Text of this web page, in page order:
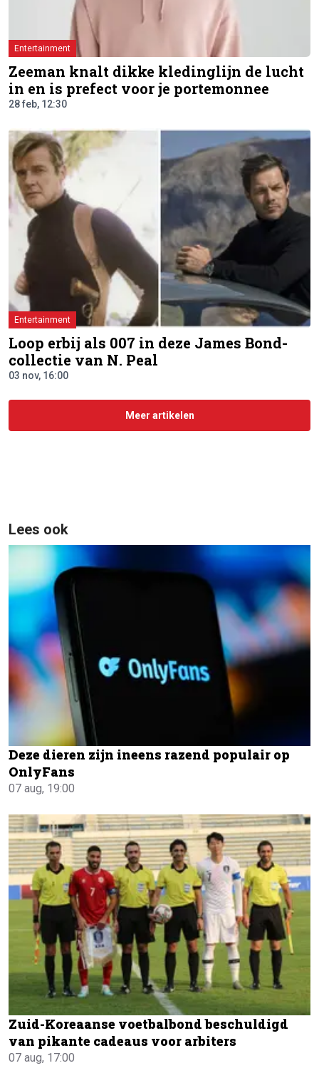
Entertainment
Zeeman knalt dikke kledinglijn de lucht
in en is prefect voor je portemonnee
28 feb, 12:30
Entertainment
Loop erbij als 007 in deze James Bond-
collectie van N. Peal
03 nov, 16:00
Meer artikelen
Lees ook
Deze dieren zijn ineens razend populair op
OnlyFans
07 aug, 19:00
Zuid-Koreaanse voetbalbond beschuldigd
van pikante cadeaus voor arbiters
07 aug, 17:00